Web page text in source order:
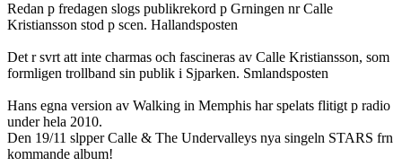
Redan p fredagen slogs publikrekord p Grningen nr Calle
Kristiansson stod p scen. Hallandsposten
Det r svrt att inte charmas och fascineras av Calle Kristiansson, som
formligen trollband sin publik i Sjparken. Smlandsposten
Hans egna version av Walking in Memphis har spelats flitigt p radio
under hela 2010.
Den 19/11 slpper Calle & The Undervalleys nya singeln STARS frn
kommande album!